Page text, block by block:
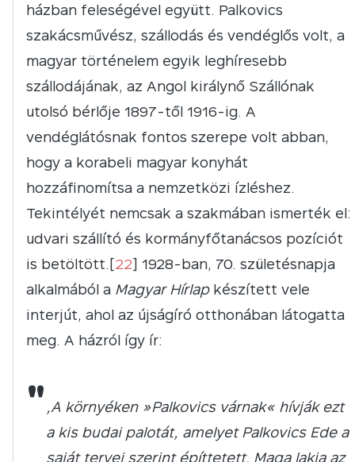
házban feleségével együtt. Palkovics
szakácsművész, szállodás és vendéglős volt, a
magyar történelem egyik leghíresebb
szállodájának, az Angol királynő Szállónak
utolsó bérlője 1897-től 1916-ig. A
vendéglátósnak fontos szerepe volt abban,
hogy a korabeli magyar konyhát
hozzáfinomítsa a nemzetközi ízléshez.
Tekintélyét nemcsak a szakmában ismerték el:
udvari szállító és kormányfőtanácsos pozíciót
is betöltött.[22] 1928-ban, 70. születésnapja
alkalmából a Magyar Hírlapkészített vele
interjút, ahol az újságíró otthonában látogatta
meg. A házról így ír:
" „A környéken »Palkovics várnak« hívják ezt
a kis budai palotát, amelyet Palkovics Ede a
saját tervei szerint építtetett. Maga lakja az